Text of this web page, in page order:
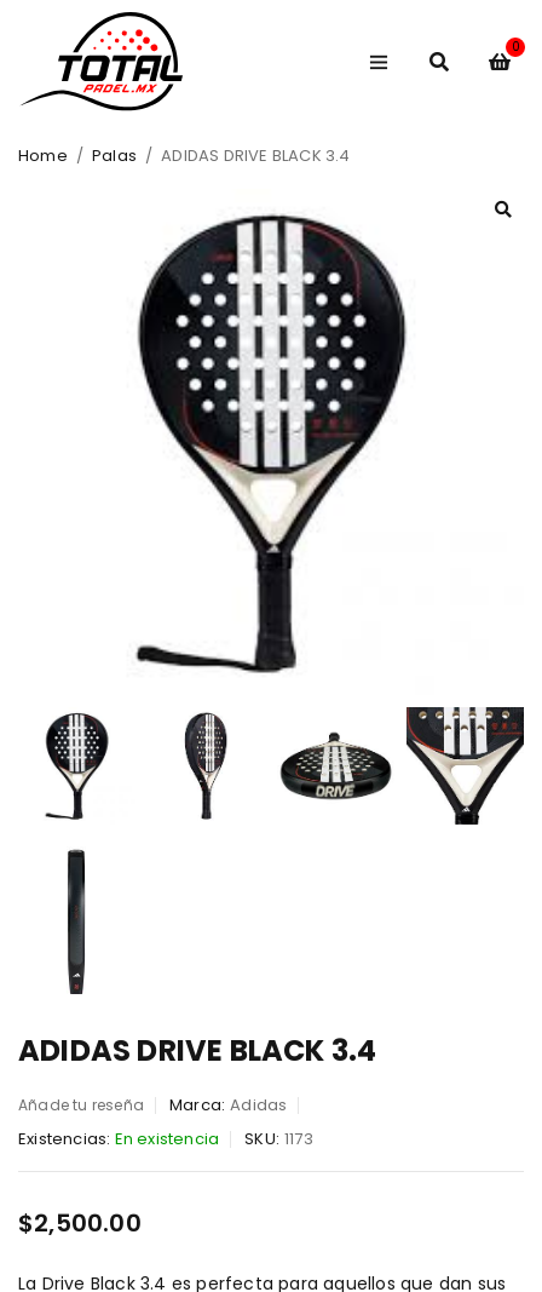
0
Home / Palas / ADIDAS DRIVE BLACK 3.4
ADIDAS DRIVE BLACK 3.4
Añade tu reseña Marca: Adidas
Existencias: En existencia SKU: 1173
$2,500.00
La Drive Black 3.4 es perfecta para aquellos que dan sus